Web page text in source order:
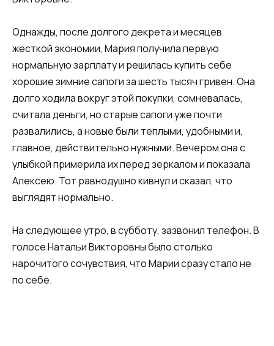
Однажды, после долгого декрета и месяцев
жесткой экономии, Мария получила первую
нормальную зарплату и решилась купить себе
хорошие зимние сапоги за шесть тысяч гривен. Она
долго ходила вокруг этой покупки, сомневалась,
считала деньги, но старые сапоги уже почти
развалились, а новые были теплыми, удобными и,
главное, действительно нужными. Вечером она с
улыбкой примерила их перед зеркалом и показала
Алексею. Тот равнодушно кивнул и сказал, что
выглядят нормально.
На следующее утро, в субботу, зазвонил телефон. В
голосе Натальи Викторовны было столько
нарочитого сочувствия, что Марии сразу стало не
по себе.